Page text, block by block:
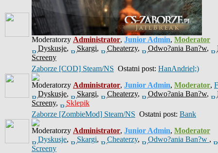
Moderatorzy Administrator, Junior Admin, Moderator
Dyskusje, Skargi, Cheaterzy, Odwo?ania Ban?w,
Screeny
Zaborze [COD] Steam/NS Ostatni post: HanAndriel;)
Moderatorzy Administrator, Junior Admin, Moderator,
Dyskusje, Skargi, Cheaterzy, Odwo?ania Ban?w,
Screeny,
Sklepik
Zaborze [ZombieMod] Steam/NS Ostatni post: Bank
Moderatorzy Administrator, Junior Admin, Moderator
Dyskusje, Skargi, Cheaterzy, Odwo?ania Ban?w ,
Screeny